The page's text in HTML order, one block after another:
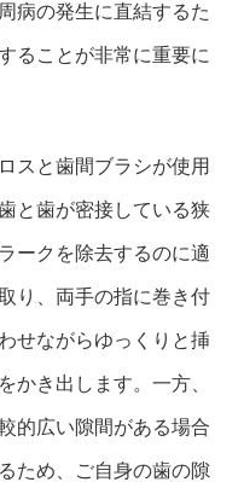
病の発生に直結するた
ることが非常に重要に
スと歯間ブラシが使用
と歯が密接している狭
ークを除去するのに適
り、両手の指に巻き付
せながらゆっくりと挿
かき出します。一方、
的広い隙間がある場合
ため、ご自身の歯の隙